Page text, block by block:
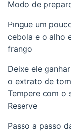
Modo de
Pingue um
cebola e o alho
frango
Deixe ele
o extrato de
Tempere com o
Reserve
Passo a passo